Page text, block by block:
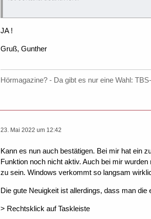
JA !
Gruß, Gunther
Hörmagazine? - Da gibt es nur eine Wahl:
23. Mai 2022 um 12:42
Kann es nun auch bestätigen. Bei mir hat ein
Funktion noch nicht aktiv. Auch bei mir
zu sein. Windows verkommt so langsam
Die gute Neuigkeit ist allerdings, dass man die
> Rechtsklick auf Taskleiste